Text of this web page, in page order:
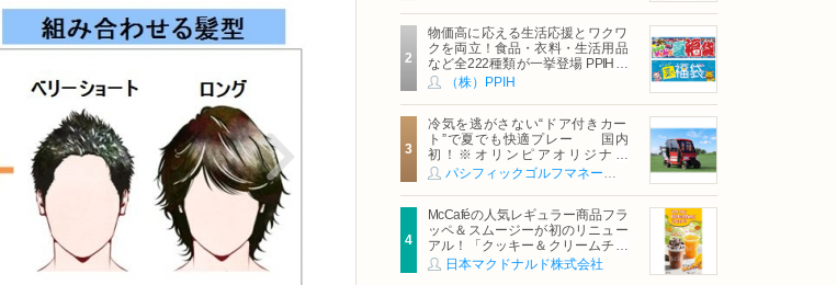
物価高に応える生活応援とワクワ
クを両立！食品・衣料・生活用品
など全222種類が一挙登場 PPIHグ
ループ「夏福袋」＆セール 8月6日
(木)より順次スタート
（株）PPIH
冷気を逃がさない“ドア付きカー
ト”で夏でも快適プレー 国内
初！※オリンピアオリジナル
「AirCon Cart（エアコンカー
ト）」導入 | ＰＧＭ
McCaféの人気レギュラー商品フラ
ッペ＆スムージーが初のリニュー
アル！「クッキー＆クリームチョ
コフラッペ」「マンゴースムージ
ー」8月5日（水）から販売開始
日本マクドナルド株式会社